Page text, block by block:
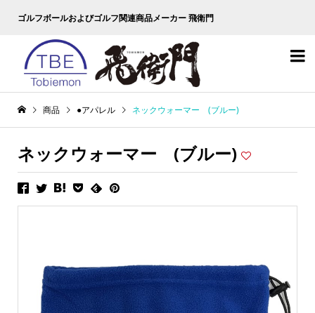
ゴルフボールおよびゴルフ関連商品メーカー 飛衛門

商品 ●アパレル ネックウォーマー (ブルー)
ネックウォーマー (ブルー)